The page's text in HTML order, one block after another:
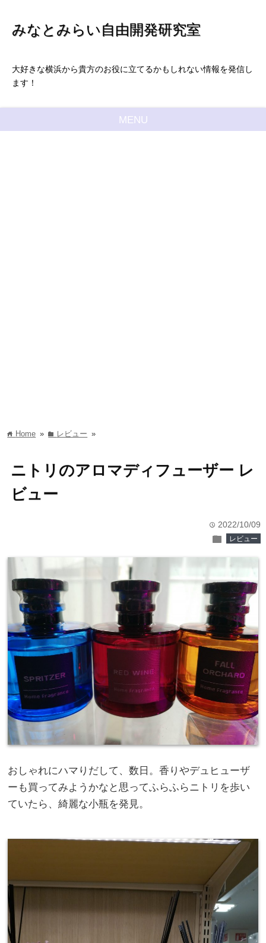
みなとみらい自由開発研究室
大好きな横浜から貴方のお役に立てるかもしれない情報を発信し
ます！
MENU
home Home » folder レビュー »
ニトリのアロマディフューザー レ
ビュー
time 2022/10/09
folder レビュー
おしゃれにハマりだして、数日。香りやデュヒューザ
ーも買ってみようかなと思ってふらふらニトリを歩い
ていたら、綺麗な小瓶を発見。